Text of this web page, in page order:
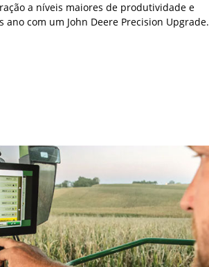
a níveis maiores de produtividade e
ano com um John Deere Precision Upgrade.